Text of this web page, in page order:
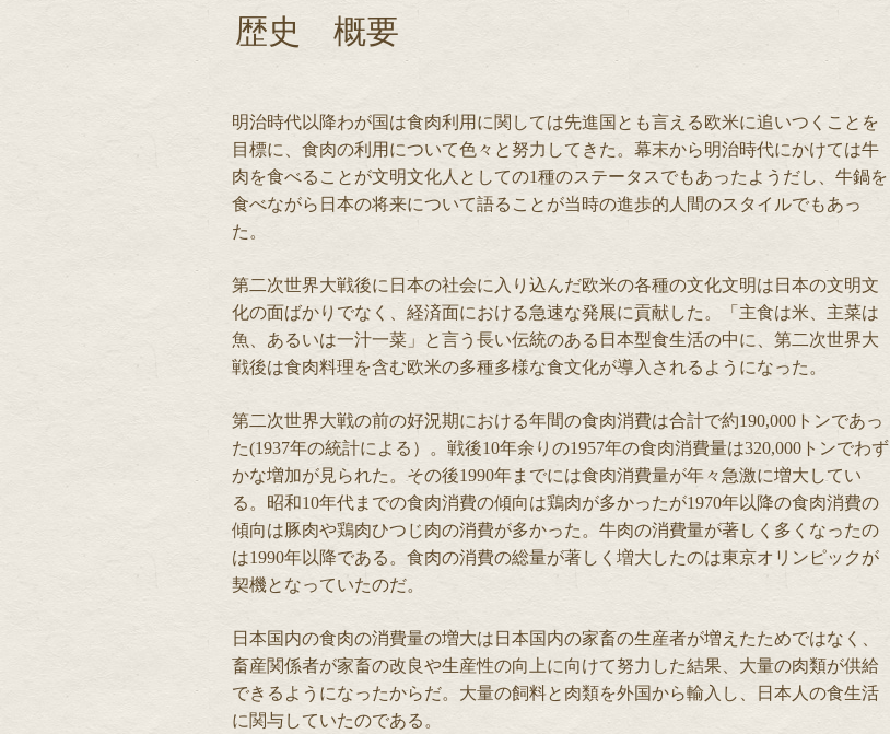
歴史 概要
明治時代以降わが国は食肉利用に関しては先進国とも言える欧米に追いつくことを
目標に、食肉の利用について色々と努力してきた。幕末から明治時代にかけては牛
肉を食べることが文明文化人としての1種のステータスでもあったようだし、牛鍋を
食べながら日本の将来について語ることが当時の進歩的人間のスタイルでもあっ
た。
第二次世界大戦後に日本の社会に入り込んだ欧米の各種の文化文明は日本の文明文
化の面ばかりでなく、経済面における急速な発展に貢献した。「主食は米、主菜は
魚、あるいは一汁一菜」と言う長い伝統のある日本型食生活の中に、第二次世界大
戦後は食肉料理を含む欧米の多種多様な食文化が導入されるようになった。
第二次世界大戦の前の好況期における年間の食肉消費は合計で約190,000トンであっ
た(1937年の統計による）。戦後10年余りの1957年の食肉消費量は320,000トンでわず
かな増加が見られた。その後1990年までには食肉消費量が年々急激に増大してい
る。昭和10年代までの食肉消費の傾向は鶏肉が多かったが1970年以降の食肉消費の
傾向は豚肉や鶏肉ひつじ肉の消費が多かった。牛肉の消費量が著しく多くなったの
は1990年以降である。食肉の消費の総量が著しく増大したのは東京オリンピックが
契機となっていたのだ。
日本国内の食肉の消費量の増大は日本国内の家畜の生産者が増えたためではなく、
畜産関係者が家畜の改良や生産性の向上に向けて努力した結果、大量の肉類が供給
できるようになったからだ。大量の飼料と肉類を外国から輸入し、日本人の食生活
に関与していたのである。